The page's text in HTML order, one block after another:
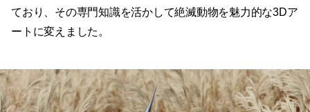
ており、その専門知識を活かして絶滅動物を魅力的な3Dア
ートに変えました。